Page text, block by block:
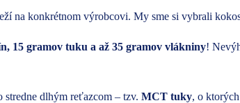
na konkrétnom výrobcovi. My sme si vybrali
15 gramov tuku a až 35 gramov vlákniny!
stredne dlhým reťazcom – tzv. MCT tuky, o